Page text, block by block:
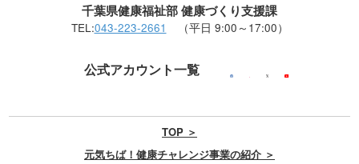
千葉県健康福祉部 健康づくり支援課
TEL:043-223-2661 （平日 9:00～17:00）
公式アカウント一覧
TOP ＞
元気ちば！健康チャレンジ事業の紹介 ＞